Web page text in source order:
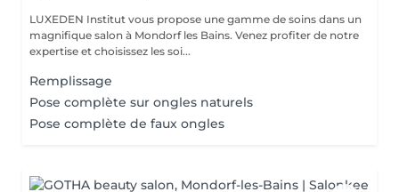
LUXEDEN Institut vous propose une gamme de soins dans un
magnifique salon à Mondorf les Bains. Venez profiter de notre
expertise et choisissez les soi...
Remplissage
Pose complète sur ongles naturels
Pose complète de faux ongles